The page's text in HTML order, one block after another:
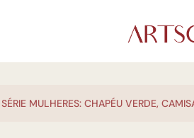
SÉRIE MULHERES: CHAPÉU VERDE,